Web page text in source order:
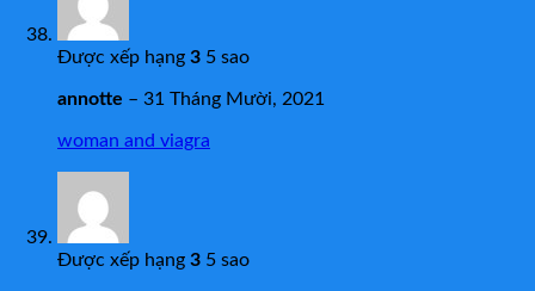
Được xếp hạng 3 5 sao
annotte – 31 Tháng Mười, 2021
woman and viagra
Được xếp hạng 3 5 sao